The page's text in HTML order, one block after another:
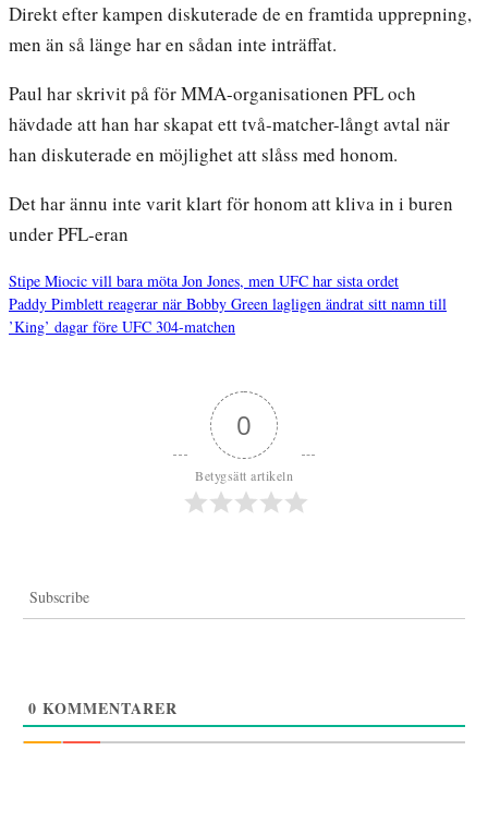
Direkt efter kampen diskuterade de en framtida upprepning,
men än så länge har en sådan inte inträffat.
Paul har skrivit på för MMA-organisationen PFL och
hävdade att han har skapat ett två-matcher-långt avtal när
han diskuterade en möjlighet att slåss med honom.
Det har ännu inte varit klart för honom att kliva in i buren
under PFL-eran
Inläggsnavigering
Stipe Miocic vill bara möta Jon Jones, men UFC har sista ordet
Paddy Pimblett reagerar när Bobby Green lagligen ändrat sitt namn till
’King’ dagar före UFC 304-matchen
0
Betygsätt artikeln
Subscribe
0 KOMMENTARER